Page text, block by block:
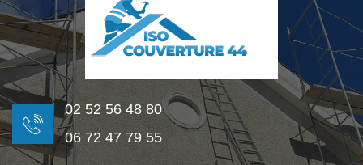
02 52 56 48 80
06 72 47 79 55